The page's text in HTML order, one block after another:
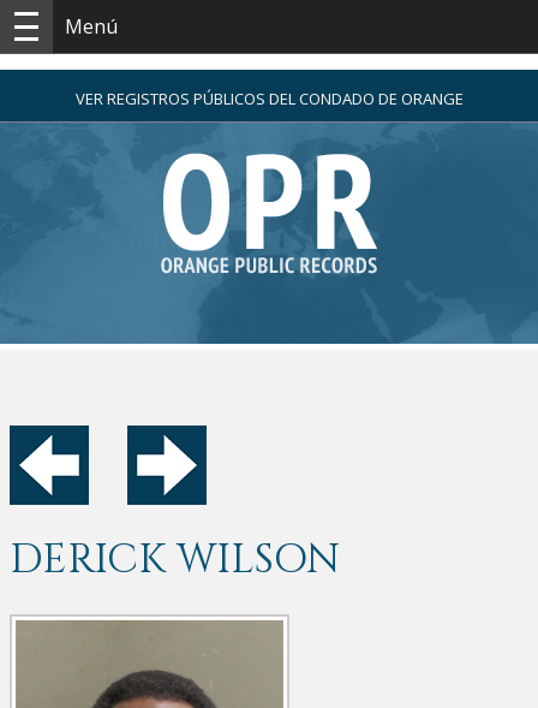
Menú
VER REGISTROS PÚBLICOS DEL CONDADO DE ORANGE
DERICK WILSON